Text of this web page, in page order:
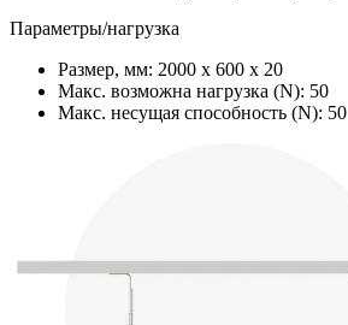
Параметры/нагрузка
Размер, мм: 2000 х 600 х 20
Макс. возможна нагрузка (N): 50
Макс. несущая способность (N): 50